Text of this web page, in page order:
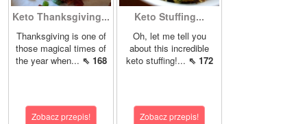
Keto Thanksgiving...
Thanksgiving is one of
those magical times of
the year when... ⇖ 168
Zobacz przepis!
Keto Stuffing...
Oh, let me tell you
about this incredible
keto stuffing!... ⇖ 172
Zobacz przepis!